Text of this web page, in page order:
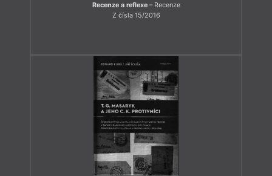
Recenze a reflexe– Recenze
Z čísla 15/2016